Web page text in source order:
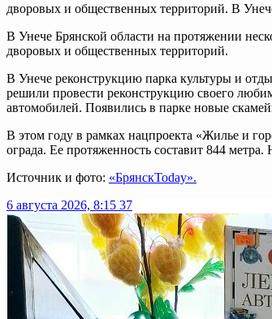
дворовых и общественных территорий. В
В Унече Брянской области на протяжении
дворовых и общественных территорий.
В Унече реконструкцию парка культуры и
решили провести реконструкцию своего
автомобилей. Появились в парке новые
В этом году в рамках нацпроекта «Жилье и
ограда. Ее протяженность составит 844
Источник и фото: «БрянскToday».
6 августа 2026, 8:15 37